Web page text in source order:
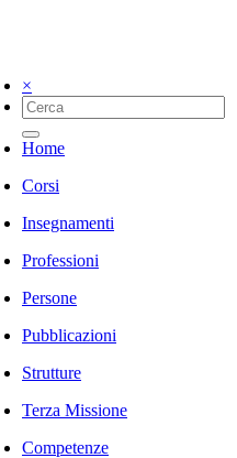
×
Home
Corsi
Insegnamenti
Professioni
Persone
Pubblicazioni
Strutture
Terza Missione
Competenze